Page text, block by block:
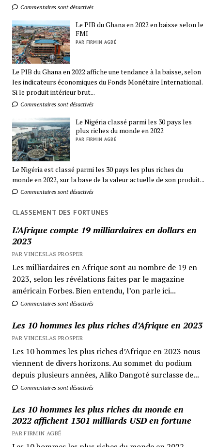
Commentaires sont désactivés
Le PIB du Ghana en 2022 en baisse selon le
FMI
PAR FIRMIN AGBÉ
Le PIB du Ghana en 2022 affiche une tendance à la baisse, selon
les indicateurs économiques du Fonds Monétaire International.
Si le produit intérieur brut...
Commentaires sont désactivés
Le Nigéria classé parmi les 30 pays les
plus riches du monde en 2022
PAR FIRMIN AGBÉ
Le Nigéria est classé parmi les 30 pays les plus riches du
monde en 2022, sur la base de la valeur actuelle de son produit...
Commentaires sont désactivés
CLASSEMENT DES FORTUNES
L’Afrique compte 19 milliardaires en dollars en
2023
PAR VINCESLAS PROSPER
Les milliardaires en Afrique sont au nombre de 19 en
2023, selon les révélations faites par le magazine
américain Forbes. Bien entendu, l’on parle ici...
Commentaires sont désactivés
Les 10 hommes les plus riches d’Afrique en 2023
PAR VINCESLAS PROSPER
Les 10 hommes les plus riches d’Afrique en 2023 nous
viennent de divers horizons. Au sommet du podium
depuis plusieurs années, Aliko Dangoté surclasse de...
Commentaires sont désactivés
Les 10 hommes les plus riches du monde en
2022 affichent 1301 milliards USD en fortune
PAR FIRMIN AGBÉ